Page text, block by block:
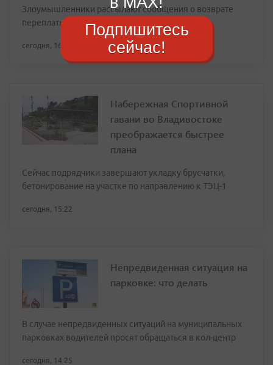
Злоумышленники рассылают сообщения о возврате
переплаты
сегодня, 16:07
Набережная Спортивной
гавани во Владивостоке
преображается быстрее
плана
Сейчас подрядчики завершают укладку брусчатки,
бетонирование на участке по направлению к ТЭЦ-1
сегодня, 15:22
Непредвиденная ситуация на
парковке: что делать
В случае непредвиденных ситуаций на муниципальных
парковках водителей просят обращаться в кол-центр
сегодня, 14:25
Подпишитесь
сейчас!